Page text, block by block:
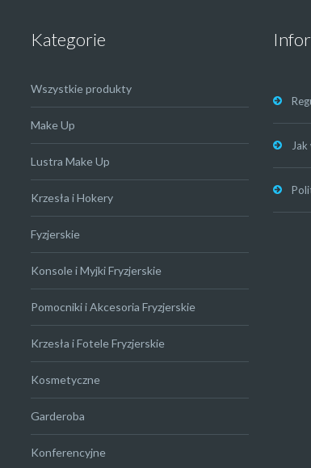
Kategorie
Wszystkie produkty
Make Up
Lustra Make Up
Krzesła i Hokery
Fyzjerskie
Konsole i Myjki Fryzjerskie
Pomocniki i Akcesoria Fryzjerskie
Krzesła i Fotele Fryzjerskie
Kosmetyczne
Garderoba
Konferencyjne